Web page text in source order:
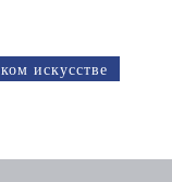
искусстве